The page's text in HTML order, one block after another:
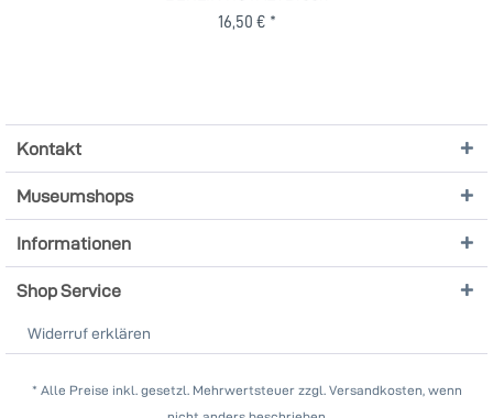
16,50 € *
Kontakt
Museumshops
Informationen
Shop Service
Widerruf erklären
* Alle Preise inkl. gesetzl. Mehrwertsteuer zzgl. Versandkosten, wenn